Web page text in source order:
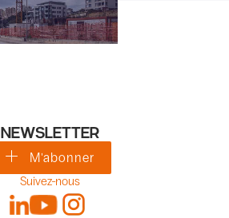
NEWSLETTER
M'abonner
Suivez-nous